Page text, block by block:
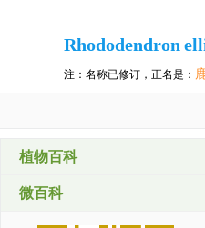
Rhododendron
注：名称已修订，正名是：
植物百科
微百科